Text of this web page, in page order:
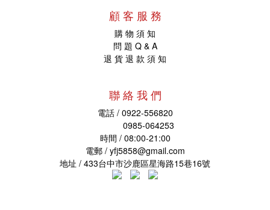
顧 客 服 務
購 物 須 知
問 題 Q & A
退 貨 退 款 須 知
聯 絡 我 們
電話 / 0922-556820
0985-064253
時間 / 08:00-21:00
電郵 / yfj5858@gmail.com
地址 / 433台中市沙鹿區星海路15巷16號